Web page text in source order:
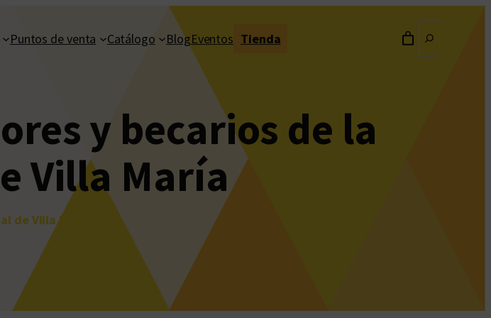
Puntos de venta Catálogo BlogEventos Tienda
y becarios de la
Villa María
de Villa María